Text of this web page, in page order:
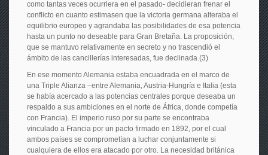
como tantas veces ocurriera en el pasado- decidieran frenar el
conflicto en cuanto estimasen que la victoria germana alteraba el
equilibrio europeo y agrandaba las posibilidades de esa potencia
hasta un punto no deseable para Gran Bretaña. La proposición,
que se mantuvo relativamente en secreto y no trascendió el
ámbito de las cancillerías interesadas, fue declinada.(3)
En ese momento Alemania estaba encuadrada en el marco de
una Triple Alianza –entre Alemania, Austria-Hungría e Italia (esta
se había acercado a las potencias centrales porque deseaba un
respaldo a sus ambiciones en el norte de África, donde competía
con Francia). El imperio ruso por su parte se encontraba
vinculado a Francia por un pacto firmado en 1892, por el cual
ambos países se comprometían a luchar conjuntamente si
cualquiera de ellos era atacado por otro. La necesidad británica